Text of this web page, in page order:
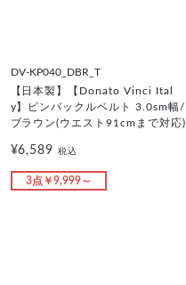
DV-KP040_DBR_T
【日本製】【Donato Vinci Ital
y】ピンバックルベルト 3.0sm幅/
ブラウン(ウエスト91cmまで対応)
¥6,589税込
3点￥9,999～